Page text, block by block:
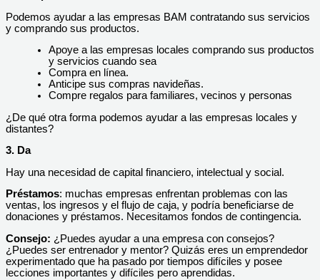
Podemos ayudar a las empresas BAM contratando sus servicios
y comprando sus productos.
Apoye a las empresas locales comprando sus productos
y servicios cuando sea
Compra en línea.
Anticipe sus compras navideñas.
Compre regalos para familiares, vecinos y personas
¿De qué otra forma podemos ayudar a las empresas locales y
distantes?
3. Da
Hay una necesidad de capital financiero, intelectual y social.
Préstamos: muchas empresas enfrentan problemas con las
ventas, los ingresos y el flujo de caja, y podría beneficiarse de
donaciones y préstamos. Necesitamos fondos de contingencia.
Consejo: ¿Puedes ayudar a una empresa con consejos?
¿Puedes ser entrenador y mentor? Quizás eres un emprendedor
experimentado que ha pasado por tiempos difíciles y posee
lecciones importantes y difíciles pero aprendidas.